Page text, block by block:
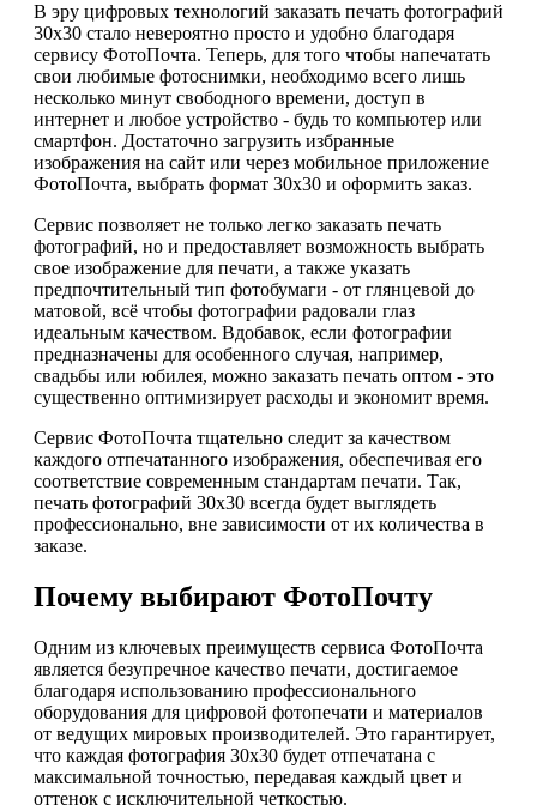
В эру цифровых технологий заказать печать фотографий
30х30 стало невероятно просто и удобно благодаря
сервису ФотоПочта. Теперь, для того чтобы напечатать
свои любимые фотоснимки, необходимо всего лишь
несколько минут свободного времени, доступ в
интернет и любое устройство - будь то компьютер или
смартфон. Достаточно загрузить избранные
изображения на сайт или через мобильное приложение
ФотоПочта, выбрать формат 30х30 и оформить заказ.
Сервис позволяет не только легко заказать печать
фотографий, но и предоставляет возможность выбрать
свое изображение для печати, а также указать
предпочтительный тип фотобумаги - от глянцевой до
матовой, всё чтобы фотографии радовали глаз
идеальным качеством. Вдобавок, если фотографии
предназначены для особенного случая, например,
свадьбы или юбилея, можно заказать печать оптом - это
существенно оптимизирует расходы и экономит время.
Сервис ФотоПочта тщательно следит за качеством
каждого отпечатанного изображения, обеспечивая его
соответствие современным стандартам печати. Так,
печать фотографий 30х30 всегда будет выглядеть
профессионально, вне зависимости от их количества в
заказе.
Почему выбирают ФотоПочту
Одним из ключевых преимуществ сервиса ФотоПочта
является безупречное качество печати, достигаемое
благодаря использованию профессионального
оборудования для цифровой фотопечати и материалов
от ведущих мировых производителей. Это гарантирует,
что каждая фотография 30х30 будет отпечатана с
максимальной точностью, передавая каждый цвет и
оттенок с исключительной четкостью.